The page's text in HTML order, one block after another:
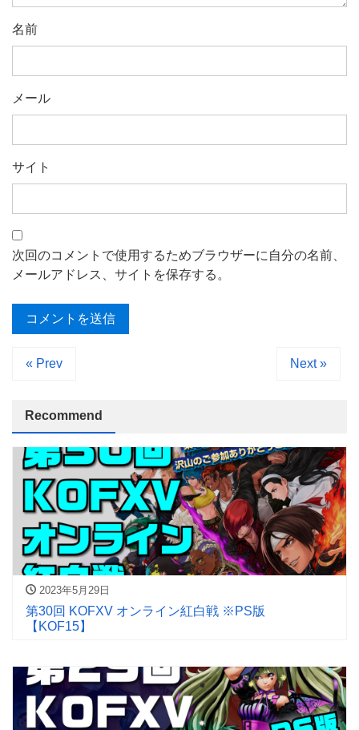
名前
メール
サイト
次回のコメントで使用するためブラウザーに自分の名前、
メールアドレス、サイトを保存する。
« Prev Next »
Recommend
2023年5月29日
第30回 KOFXV オンライン紅白戦 ※PS版
【KOF15】